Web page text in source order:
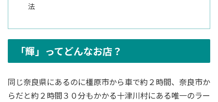
法
「輝」ってどんなお店？
同じ奈良県にあるのに橿原市から車で約２時間、奈良市か
らだと約２時間３０分もかかる十津川村にある唯一のラー